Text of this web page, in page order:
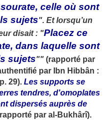
celle où sont
sujets". Et lorsqu’un
disait : "Placez ce
dans laquelle sont
sujets""(rapporté par
par Ibn Hibbân :
29). Les supports se
tendres, d'omoplates
dispersés auprès de
par al-Bukhârî).